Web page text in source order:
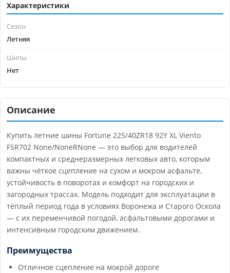
Характеристики
Сезон
Летняя
Шипы
Нет
Описание
Купить летние шины Fortune 225/40ZR18 92Y XL Viento
FSR702 None/NoneRNone — это выбор для водителей
компактных и среднеразмерных легковых авто, которым
важны чёткое сцепление на сухом и мокром асфальте,
устойчивость в поворотах и комфорт на городских и
загородных трассах. Модель подходит для эксплуатации в
тёплый период года в условиях Воронежа и Старого Оскола
— с их переменчивой погодой, асфальтовыми дорогами и
интенсивным городским движением.
Преимущества
Отличное сцепление на мокрой дороге